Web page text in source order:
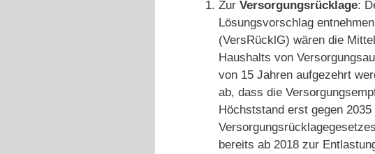
Zur Versorgungsrücklage:
Lösungsvorschlag
(VersRücklG) wären die
Haushalts von
von 15 Jahren aufgezehrt
ab, dass die
Höchststand erst gegen
bereits ab 2018 zur